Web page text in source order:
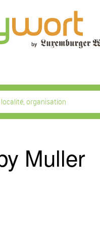
localité, organisation
Muller